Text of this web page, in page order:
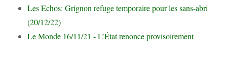
Les Echos: Grignon refuge temporaire pour les sans-abri
(20/12/22)
Le Monde 16/11/21 - L’État renonce provisoirement